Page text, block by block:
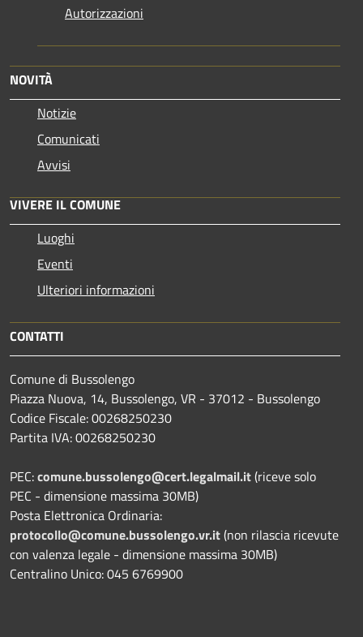
Autorizzazioni
NOVITÀ
Notizie
Comunicati
Avvisi
VIVERE IL COMUNE
Luoghi
Eventi
Ulteriori informazioni
CONTATTI
Comune di Bussolengo
Piazza Nuova, 14, Bussolengo, VR - 37012 - Bussolengo
Codice Fiscale: 00268250230
Partita IVA: 00268250230
PEC:comune.bussolengo@cert.legalmail.it(riceve solo
PEC - dimensione massima 30MB)
Posta Elettronica Ordinaria:
protocollo@comune.bussolengo.vr.it(non rilascia ricevute
con valenza legale - dimensione massima 30MB)
Centralino Unico: 045 6769900